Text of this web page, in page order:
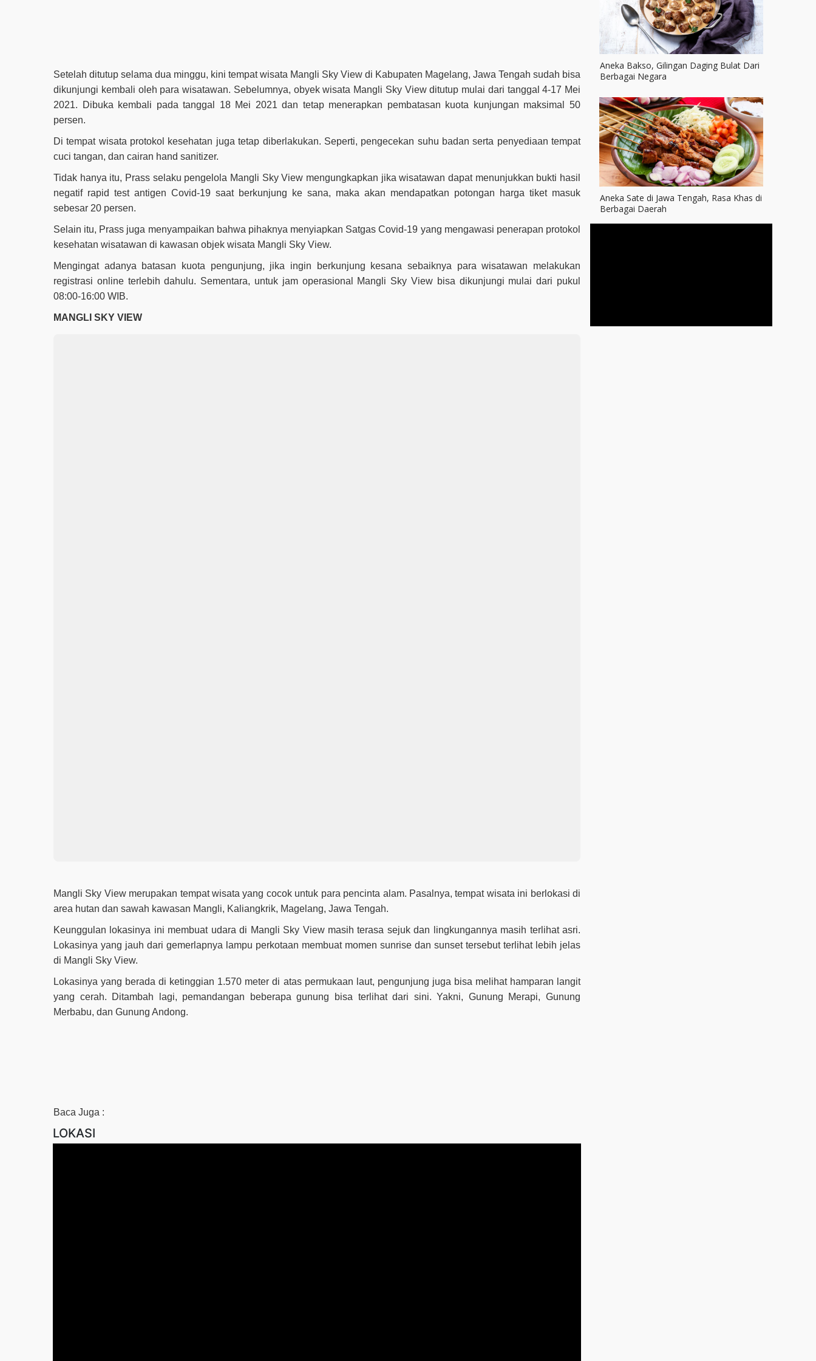
Setelah ditutup selama dua minggu, kini tempat wisata Mangli Sky View di Kabupaten Magelang, Jawa Tengah sudah bisa
dikunjungi kembali oleh para wisatawan. Sebelumnya, obyek wisata Mangli Sky View ditutup mulai dari tanggal 4-17 Mei
2021. Dibuka kembali pada tanggal 18 Mei 2021 dan tetap menerapkan pembatasan kuota kunjungan maksimal 50
persen.
Di tempat wisata protokol kesehatan juga tetap diberlakukan. Seperti, pengecekan suhu badan serta penyediaan tempat
cuci tangan, dan cairan hand sanitizer.
Tidak hanya itu, Prass selaku pengelola Mangli Sky View mengungkapkan jika wisatawan dapat menunjukkan bukti hasil
negatif rapid test antigen Covid-19 saat berkunjung ke sana, maka akan mendapatkan potongan harga tiket masuk
sebesar 20 persen.
Selain itu, Prass juga menyampaikan bahwa pihaknya menyiapkan Satgas Covid-19 yang mengawasi penerapan protokol
kesehatan wisatawan di kawasan objek wisata Mangli Sky View.
Mengingat adanya batasan kuota pengunjung, jika ingin berkunjung kesana sebaiknya para wisatawan melakukan
registrasi online terlebih dahulu. Sementara, untuk jam operasional Mangli Sky View bisa dikunjungi mulai dari pukul
08:00-16:00 WIB.
MANGLI SKY VIEW
Mangli Sky View merupakan tempat wisata yang cocok untuk para pencinta alam. Pasalnya, tempat wisata ini berlokasi di
area hutan dan sawah kawasan Mangli, Kaliangkrik, Magelang, Jawa Tengah.
Keunggulan lokasinya ini membuat udara di Mangli Sky View masih terasa sejuk dan lingkungannya masih terlihat asri.
Lokasinya yang jauh dari gemerlapnya lampu perkotaan membuat momen sunrise dan sunset tersebut terlihat lebih jelas
di Mangli Sky View.
Lokasinya yang berada di ketinggian 1.570 meter di atas permukaan laut, pengunjung juga bisa melihat hamparan langit
yang cerah. Ditambah lagi, pemandangan beberapa gunung bisa terlihat dari sini. Yakni, Gunung Merapi, Gunung
Merbabu, dan Gunung Andong.
Baca Juga :
LOKASI
Aneka Bakso, Gilingan Daging Bulat Dari
Berbagai Negara
Aneka Sate di Jawa Tengah, Rasa Khas di
Berbagai Daerah